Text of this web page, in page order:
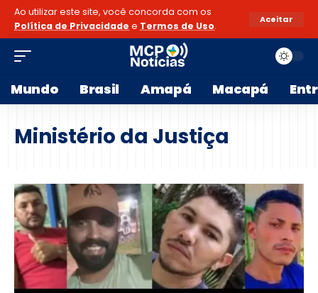
Ao utilizar este site, você concorda com os
Política de Privacidade e Termos de Uso.
Aceitar
Mundo Brasil Amapá Macapá
Ministério da Justiça